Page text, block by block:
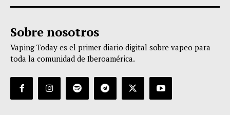
Sobre nosotros
Vaping Today es el primer diario digital sobre vapeo para
toda la comunidad de Iberoamérica.